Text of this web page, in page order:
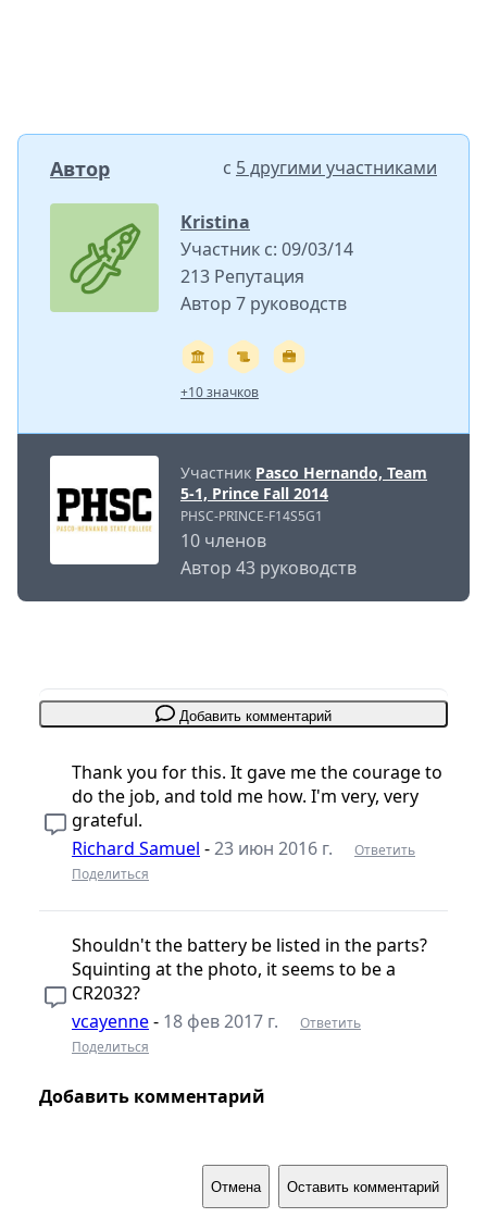
Автор с 5 другими участниками
Kristina
Участник с: 09/03/14
213 Репутация
Автор 7 руководств
+10 значков
Участник Pasco Hernando, Team
5-1, Prince Fall 2014
PHSC-PRINCE-F14S5G1
10 членов
Автор 43 руководств
Добавить комментарий
Thank you for this. It gave me the courage to
do the job, and told me how. I'm very, very
grateful.
Richard Samuel -23 июн 2016 г.
Ответить
Поделиться
Shouldn't the battery be listed in the parts?
Squinting at the photo, it seems to be a
CR2032?
vcayenne- 18 фев 2017 г.
Ответить
Поделиться
Добавить комментарий
Отмена Оставить комментарий